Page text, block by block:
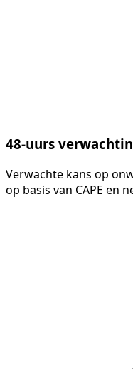
48-uurs
Verwachte kans op
op basis van CAPE en